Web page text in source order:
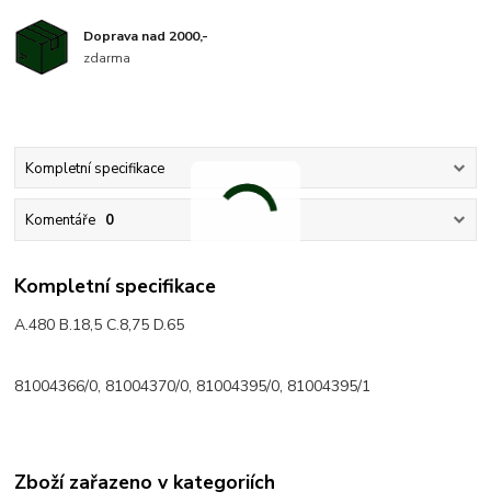
Doprava nad 2000,-
zdarma
Kompletní specifikace
Komentáře 0
Kompletní specifikace
A.480 B.18,5 C.8,75 D.65
81004366/0, 81004370/0, 81004395/0, 81004395/1
Zboží zařazeno v kategoriích